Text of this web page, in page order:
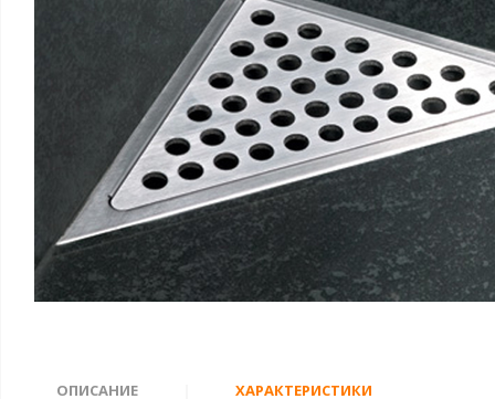
ОПИСАНИЕ ХАРАКТЕРИСТИКИ